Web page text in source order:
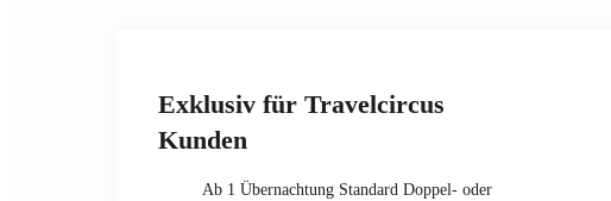
Exklusiv für Travelcircus
Kunden
Ab 1 Übernachtung Standard Doppel- oder